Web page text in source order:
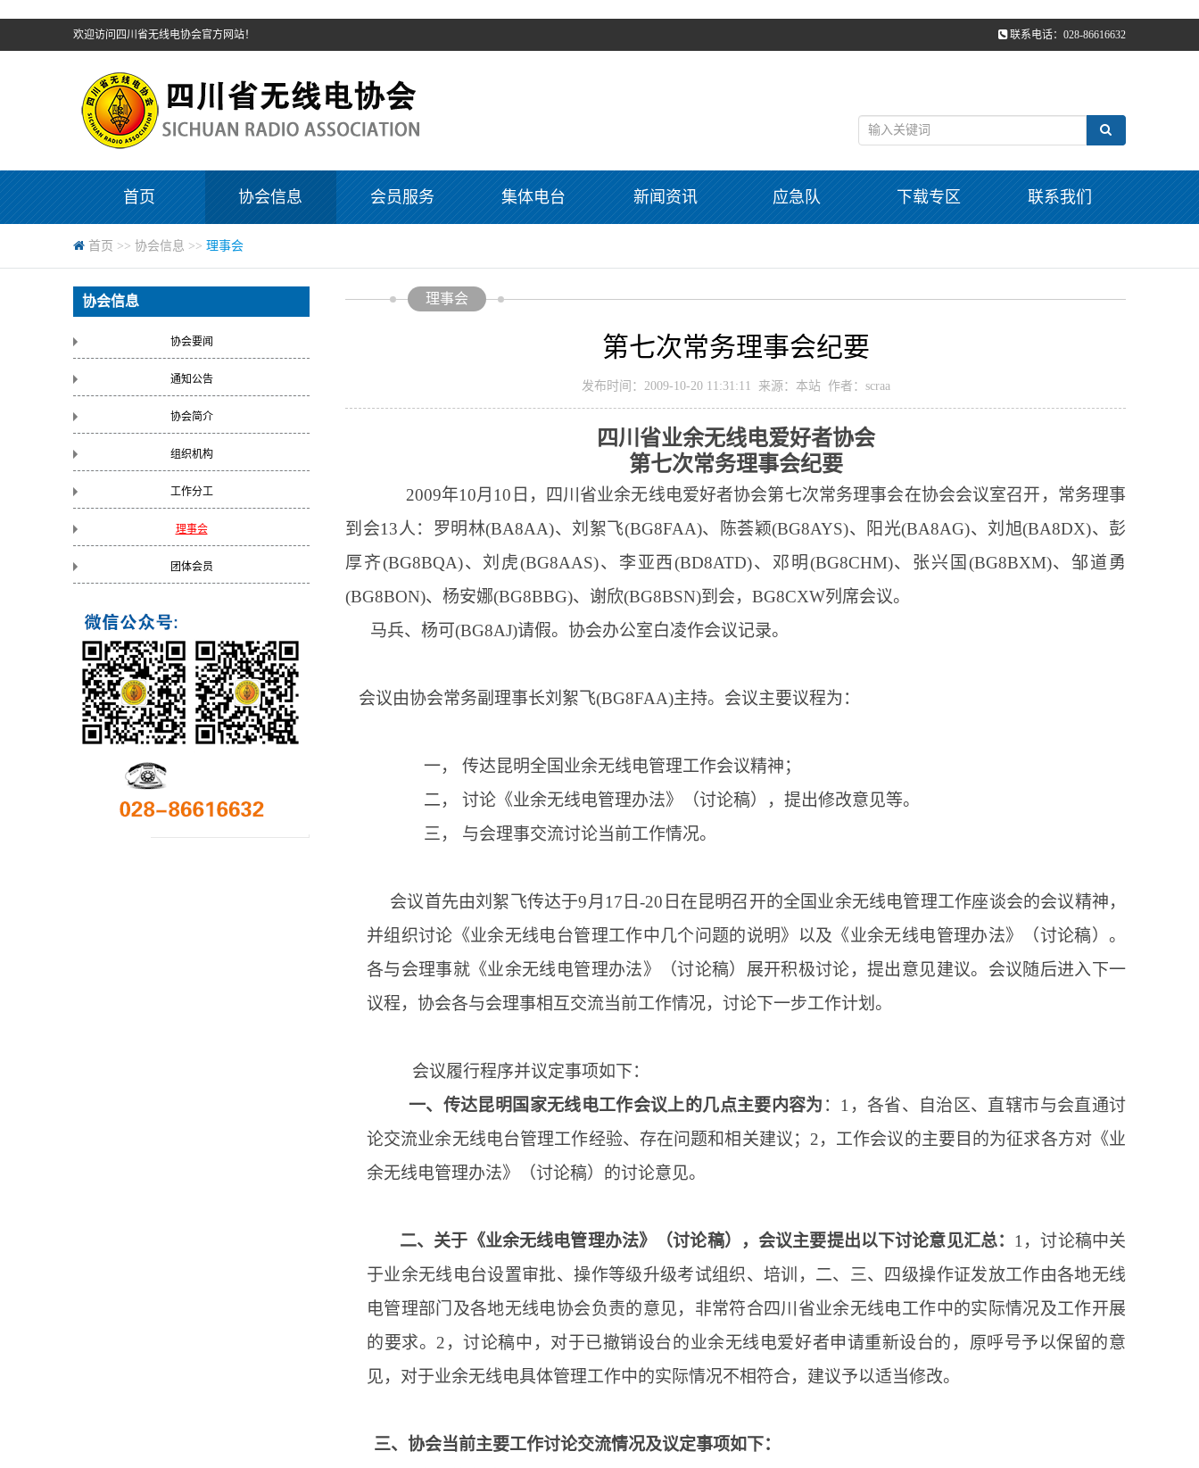
联系电话：028-86616632
欢迎访问四川省无线电协会官方网站！
首页 协会信息 会员服务 集体电台 新闻资讯 应急队 下载专区 联系我们
首页 >> 协会信息 >> 理事会
协会信息
协会要闻
通知公告
协会简介
组织机构
工作分工
理事会
团体会员
理事会
第七次常务理事会纪要
发布时间：2009-10-20 11:31:11 来源：本站 作者：scraa
四川省业余无线电爱好者协会
第七次常务理事会纪要
2009年10月 10 日，四川省业余无线电爱好者协会第七次常务理事会在协会会议室召开 ， 常务理事
到会13人： 罗明林(BA8AA)、 刘絮飞(BG8FAA)、陈荟颖(BG8AYS)、 阳光(BA8AG)、 刘旭(BA8DX)、彭
厚齐(BG8BQA)、刘虎(BG8AAS)、李亚西(BD8ATD)、邓明(BG8CHM)、张兴国(BG8BXM)、邹道勇
(BG8BON)、杨安娜(BG8BBG)、谢欣(BG8BSN)到会，BG8CXW列席会议。
马兵、杨可 (BG8AJ)请假。 协会办公室白凌作会议记录。
会议由协会常务副理事长刘絮飞(BG8FAA)主持。会议主要议程为：
一， 传达昆明全国业余无线电管理工作会议精神；
二， 讨论《业余无线电管理办法》（讨论稿），提出修改意见等。
三， 与会理事交流讨论当前工作情况。
会议首先由刘絮飞传达于9月17日-20日在昆明召开的全国业余无线电管理工作座谈会的会议精神，
并组织讨论《业余无线电台管理工作中几个问题的说明》
以及《业余无线电管理办法》（讨论稿）。
各与会理事就《业余无线电管理办法》（讨论稿）展开积极讨论，提出意见建议。会议随后进入下一
议程，协会各与会理事相互交流当前工作情况，讨论下一步工作计划。
会议履行程序并议定事项如下：
一、传达昆明国家无线电工作会议上的几点主要内容为 ： 1，各省、自治区、直辖市与会直通讨
论交流业余无线电台管理工作经验、存在问题和相关建议；2， 工作会议的主要目的为征求各方对《业
余无线电管理办法》（讨论稿）的讨论意见。
二、关于《业余无线电管理办法》（讨论稿），会议主要提出以下讨论意见汇总： 1，讨论稿中关
于业余无线电台设置审批、操作等级升级考试组织、培训，二、三、四级操作证发放工作由各地无线
电管理部门及各地无线电协会负责的意见，非常符合四川省业余无线电工作中的实际情况及工作开展
的要求。2，讨论稿中，对于已撤销设台的业余无线电爱好者申请重新设台的，原呼号予以保留的意
见，对于业余无线电具体管理工作中的实际情况不相符合，建议予以适当修改。
三、协会当前主要工作讨论交流情况及议定事项如下：